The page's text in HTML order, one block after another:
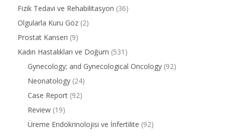
Fizik Tedavi ve Rehabilitasyon (36)
Olgularla Kuru Göz (2)
Prostat Kanseri (9)
Kadın Hastalıkları ve Doğum (531)
Gynecology; and Gynecological Oncology (92)
Neonatology (24)
Case Report (92)
Review (19)
Üreme Endokrinolojisi ve İnfertilite (92)